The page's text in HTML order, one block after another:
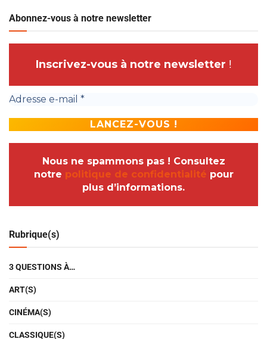
Abonnez-vous à notre newsletter
Inscrivez-vous à notre newsletter !
Nous ne spammons pas ! Consultez
notre politique de confidentialité pour
plus d’informations.
Rubrique(s)
3 QUESTIONS À…
ART(S)
CINÉMA(S)
CLASSIQUE(S)